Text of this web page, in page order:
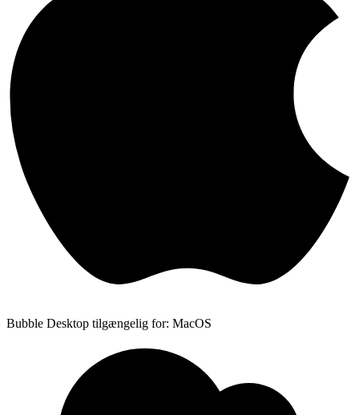
Bubble Desktop tilgængelig for: MacOS